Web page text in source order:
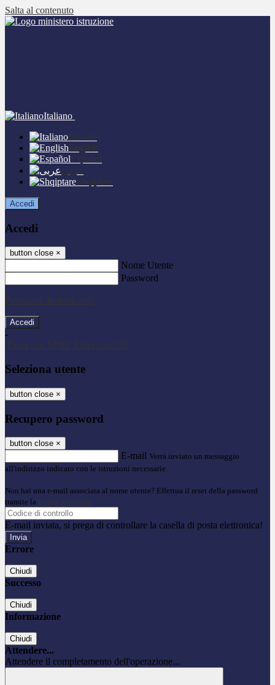
Salta al contenuto
Italiano
Italiano
English
Español
عربى
Shqiptare
Accedi
Accedi
button close ×
Nome Utente
Password
Password dimenticata?
-
Entra con SPID
Entra con CIE
Seleziona utente
button close ×
Recupero password
button close ×
E-mail Verrà inviato un messaggio
all'indirizzo indicato con le istruzioni necessarie.
Non hai una e-mail associata al nome utente? Effettua il reset della password
tramite la Login Spaggiari
E-mail inviata, si prega di controllare la casella di posta elettronica!
Errore
Chiudi
Successo
Chiudi
Informazione
Chiudi
Attendere...
Attendere il completamento dell'operazione...